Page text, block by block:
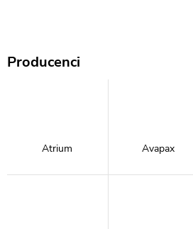
Producenci
Atrium Avapax